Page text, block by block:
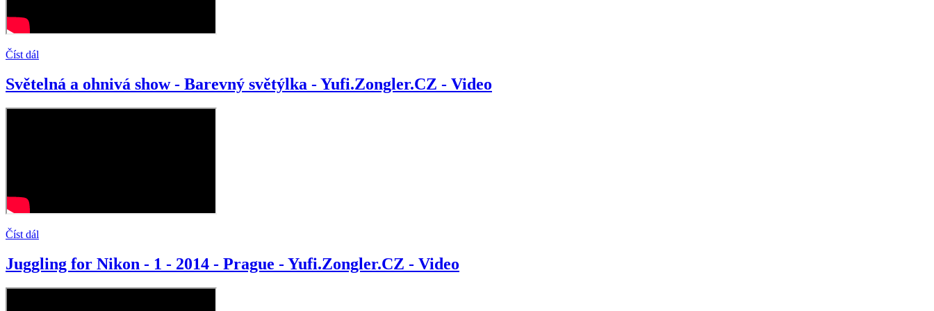
Číst dál
Světelná a ohnivá show - Barevný světýlka - Yufi.Zongler.CZ - Video
Číst dál
Juggling for Nikon - 1 - 2014 - Prague - Yufi.Zongler.CZ - Video